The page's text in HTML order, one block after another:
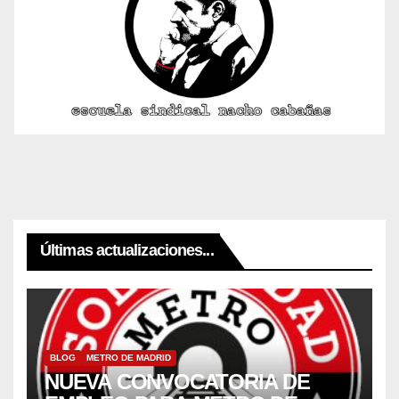
Últimas actualizaciones...
BLOG METRO DE MADRID
NUEVA CONVOCATORIA DE